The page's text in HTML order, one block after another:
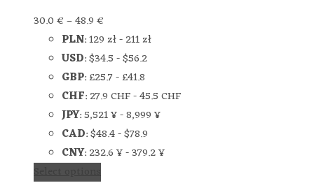
30.0€–48.9€
PLN:129 zł-211 zł
USD:$34.5-$56.2
GBP:£25.7-£41.8
CHF:27.9 CHF-45.5 CHF
JPY:5,521 ¥-8,999 ¥
CAD:$48.4-$78.9
CNY:232.6 ¥-379.2 ¥